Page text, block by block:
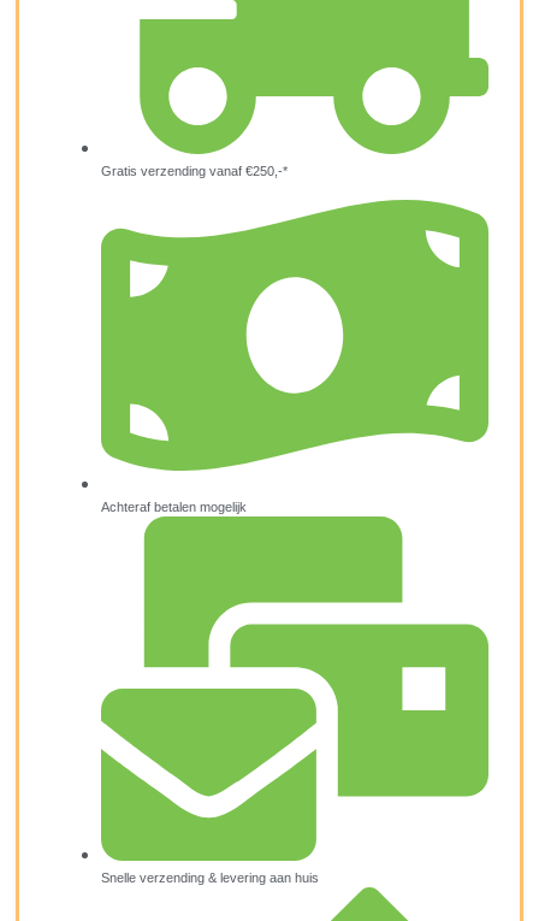
Gratis verzending vanaf €250,-*
Achteraf betalen mogelijk
Snelle verzending & levering aan huis